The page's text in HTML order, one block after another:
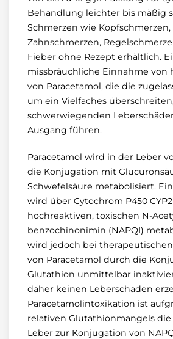
Behandlung leichter bis mäßig
Schmerzen wie Kopfschmerzen,
Zahnschmerzen,
Fieber ohne Rezept erhältlich.
missbräuchliche Einnahme von
von Paracetamol, die die
um ein Vielfaches
schwerwiegenden
Ausgang führen.
Paracetamol wird in der Leber
die Konjugation mit
Schwefelsäure metabolisiert.
wird über Cytochrom P450
hochreaktiven, toxischen N-
benzochinonimin (NAPQI)
wird jedoch bei
von Paracetamol durch die
Glutathion unmittelbar
daher keinen Leberschaden
Paracetamolintoxikation ist
relativen Glutathionmangels die
Leber zur Konjugation von